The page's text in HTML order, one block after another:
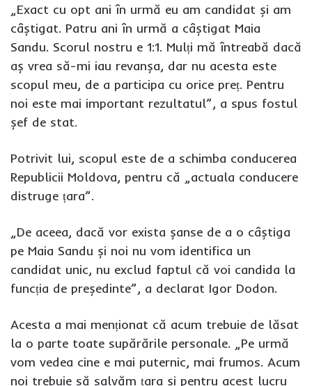
„Exact cu opt ani în urmă eu am candidat și am
câștigat. Patru ani în urmă a câștigat Maia
Sandu. Scorul nostru e 1:1. Mulți mă întreabă dacă
aș vrea să-mi iau revanșa, dar nu acesta este
scopul meu, de a participa cu orice preț. Pentru
noi este mai important rezultatul”, a spus fostul
șef de stat.
Potrivit lui, scopul este de a schimba conducerea
Republicii Moldova, pentru că „actuala conducere
distruge țara”.
„De aceea, dacă vor exista șanse de a o câștiga
pe Maia Sandu și noi nu vom identifica un
candidat unic, nu exclud faptul că voi candida la
funcția de președinte”, a declarat Igor Dodon.
Acesta a mai menționat că acum trebuie de lăsat
la o parte toate supărările personale. „Pe urmă
vom vedea cine e mai puternic, mai frumos. Acum
noi trebuie să salvăm țara și pentru acest lucru